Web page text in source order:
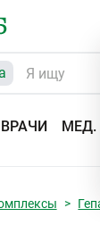
ВРАЧИ МЕД.